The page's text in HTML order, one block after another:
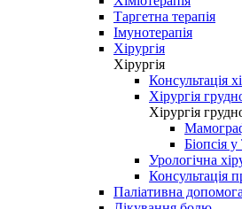
Таргетна терапія
Імунотерапія
Хірургія
Хірургія
Консультація
Хірургія
Хірургія
Біопсія
Урологічна
Консультація
Паліативна допомога